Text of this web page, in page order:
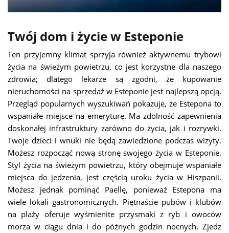
Twój dom i życie w Esteponie
Ten przyjemny klimat sprzyja również aktywnemu trybowi
życia na świeżym powietrzu, co jest korzystne dla naszego
zdrowia; dlatego lekarze są zgodni, że kupowanie
nieruchomości na sprzedaż w Esteponie jest najlepszą opcją.
Przegląd popularnych wyszukiwań pokazuje, że Estepona to
wspaniałe miejsce na emeryturę. Ma zdolność zapewnienia
doskonałej infrastruktury zarówno do życia, jak i rozrywki.
Twoje dzieci i wnuki nie będą zawiedzione podczas wizyty.
Możesz rozpocząć nową stronę swojego życia w Esteponie.
Styl życia na świeżym powietrzu, który obejmuje wspaniałe
miejsca do jedzenia, jest częścią uroku życia w Hiszpanii.
Możesz jednak pominąć Paellę, ponieważ Estepona ma
wiele lokali gastronomicznych. Piętnaście pubów i klubów
na plaży oferuje wyśmienite przysmaki z ryb i owoców
morza w ciągu dnia i do późnych godzin nocnych. Zjedz